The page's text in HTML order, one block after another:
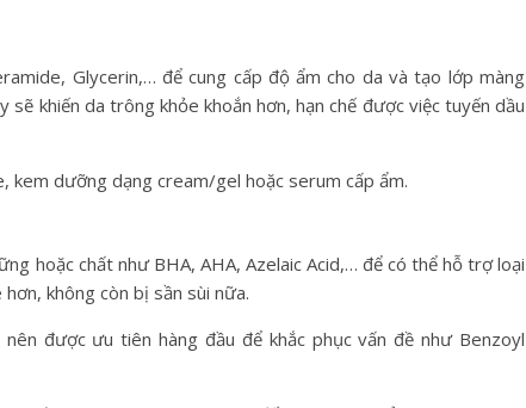
Glycerin,… để cung cấp độ ẩm cho da và tạo lớp màng
khiến da trông khỏe khoắn hơn, hạn chế được việc tuyến dầu
kem dưỡng dạng cream/gel hoặc serum cấp ẩm.
hoặc chất như BHA, AHA, Azelaic Acid,… để có thể hỗ trợ loại
không còn bị sần sùi nữa.
được ưu tiên hàng đầu để khắc phục vấn đề như Benzoyl